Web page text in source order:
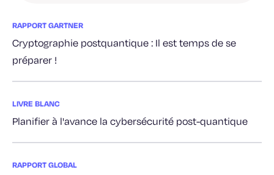
RAPPORT GARTNER
Cryptographie postquantique : Il est temps de se
préparer !
LIVRE BLANC
Planifier à l'avance la cybersécurité post-quantique
RAPPORT GLOBAL